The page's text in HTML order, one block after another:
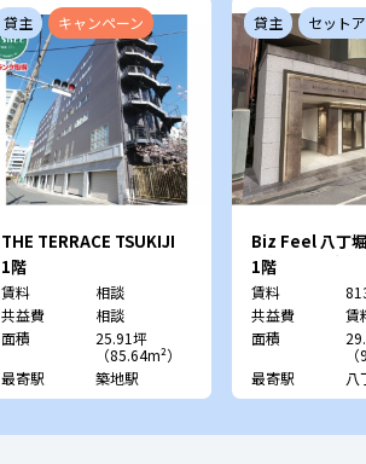
貸主 キャンペーン
THE TERRACE TSUKIJI
1階
賃料
相談
共益費
相談
面積
25.91坪
（85.64m²）
最寄駅
築地駅
貸主 セット
Biz Feel 八丁
三雄舎印刷本社
1階
賃料
共益費
賃
面積
最寄駅
八